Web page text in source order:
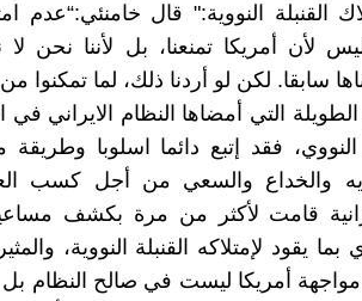
القنبلة النووية:" قال خامنئي:“عدم
لأن أمريكا تمنعنا، بل لأننا نحن
سابقا. لكن لو أردنا ذلك، لما تمكنوا من
التي أمضاها النظام الايراني
فقد إتبع دائما اسلوبا
والخداع والسعي من أجل کسب
قامت لأکثر من مرة بکشف
بما يقود لإمتلاکه القنبلة النووية،
مواجهة أمريکا ليست في صالح النظام